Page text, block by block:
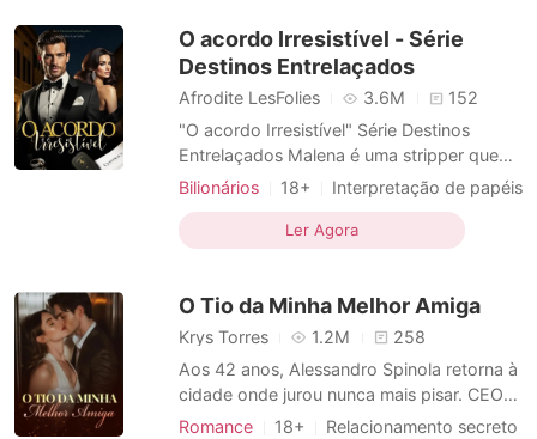
O acordo Irresistível - Série
Destinos Entrelaçados
Afrodite LesFolies 3.6M
152
"O acordo Irresistível" Série Destinos
Entrelaçados Malena é uma stripper que
luta para manter sua família, até que
enigmático bilionário, lhe propõe um
contrato irrecusável, em um acordo que
solução simples logo se transforma
Bilionários 18+
Interpretação de papéis
Amor em fuga
CEO
Paixão / Erótica
Arrogante / Dominante
Ler Agora
O Tio da Minha Melhor Amiga
Krys Torres 1.2M
258
Aos 42 anos, Alessandro Spinola retorna à
cidade onde jurou nunca mais pisar. CEO
de um império construído à própria
Romance 18+
Relacionamento secreto